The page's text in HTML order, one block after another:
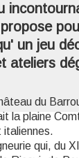
un jeu
ateliers
du
la plaine
italiennes.
qui, du